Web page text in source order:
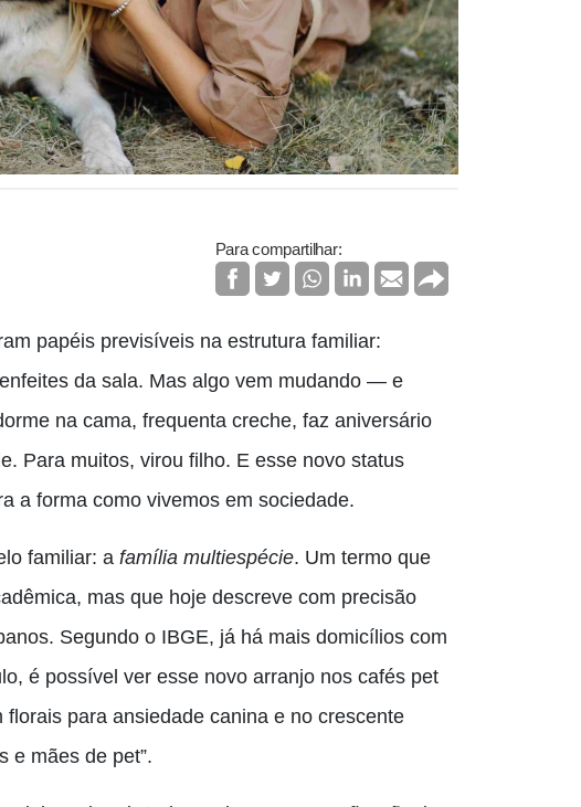
Para compartilhar:
papéis previsíveis na estrutura familiar:
da sala. Mas algo vem mudando — e
na cama, frequenta creche, faz aniversário
Para muitos, virou filho. E esse novo status
a forma como vivemos em sociedade.
familiar: a família multiespécie. Um termo que
mas que hoje descreve com precisão
Segundo o IBGE, já há mais domicílios com
é possível ver esse novo arranjo nos cafés pet
para ansiedade canina e no crescente
e mães de pet”.